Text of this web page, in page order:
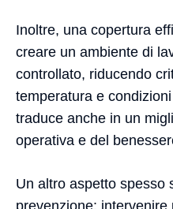
Inoltre, una copertura
creare un ambiente di
controllato, riducendo
temperatura e
traduce anche in un
operativa e del
Un altro aspetto spesso
prevenzione: